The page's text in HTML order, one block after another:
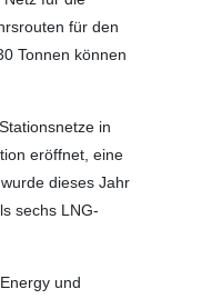
für den
Tonnen können
in
eröffnet, eine
dieses Jahr
sechs LNG-
und